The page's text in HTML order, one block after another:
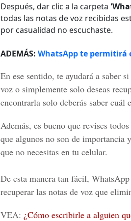
Después, dar clic a la carpeta
todas las notas de voz recibidas
por casualidad no escuchaste.
ADEMÁS: WhatsApp te permitirá
En ese sentido, te ayudará a saber
voz o simplemente solo deseas
encontrarla solo deberás saber cuál
Además, es bueno que revises
que algunos no son de importancia
que no necesitas en tu celular.
De esta manera tan fácil, WhatsApp
recuperar las notas de voz que
VEA: ¿Cómo escribirle a alguien